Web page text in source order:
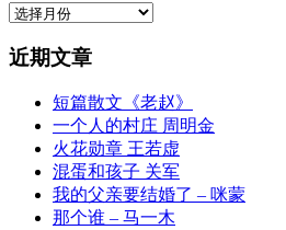
归
近期文章
短篇散文《老赵》
一个人的村庄 周明金
火花勋章 王若虚
混蛋和孩子 关军
我的父亲要结婚了 – 咪蒙
那个谁 – 马一木